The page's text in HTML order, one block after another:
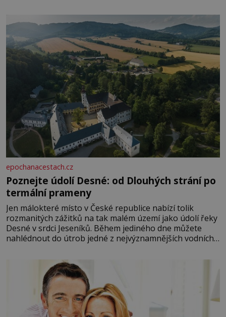
epochanacestach.cz
Poznejte údolí Desné: od Dlouhých strání po
termální prameny
Jen málokteré místo v České republice nabízí tolik
rozmanitých zážitků na tak malém území jako údolí řeky
Desné v srdci Jeseníků. Během jediného dne můžete
nahlédnout do útrob jedné z nejvýznamnějších vodních
se na koloběžce a den zakončit poznáváním památek ve
Velkých Losinách nebo v termálním